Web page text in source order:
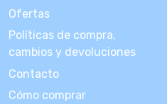
Ofertas
Políticas de compra,
cambios y devoluciones
Contacto
Cómo comprar